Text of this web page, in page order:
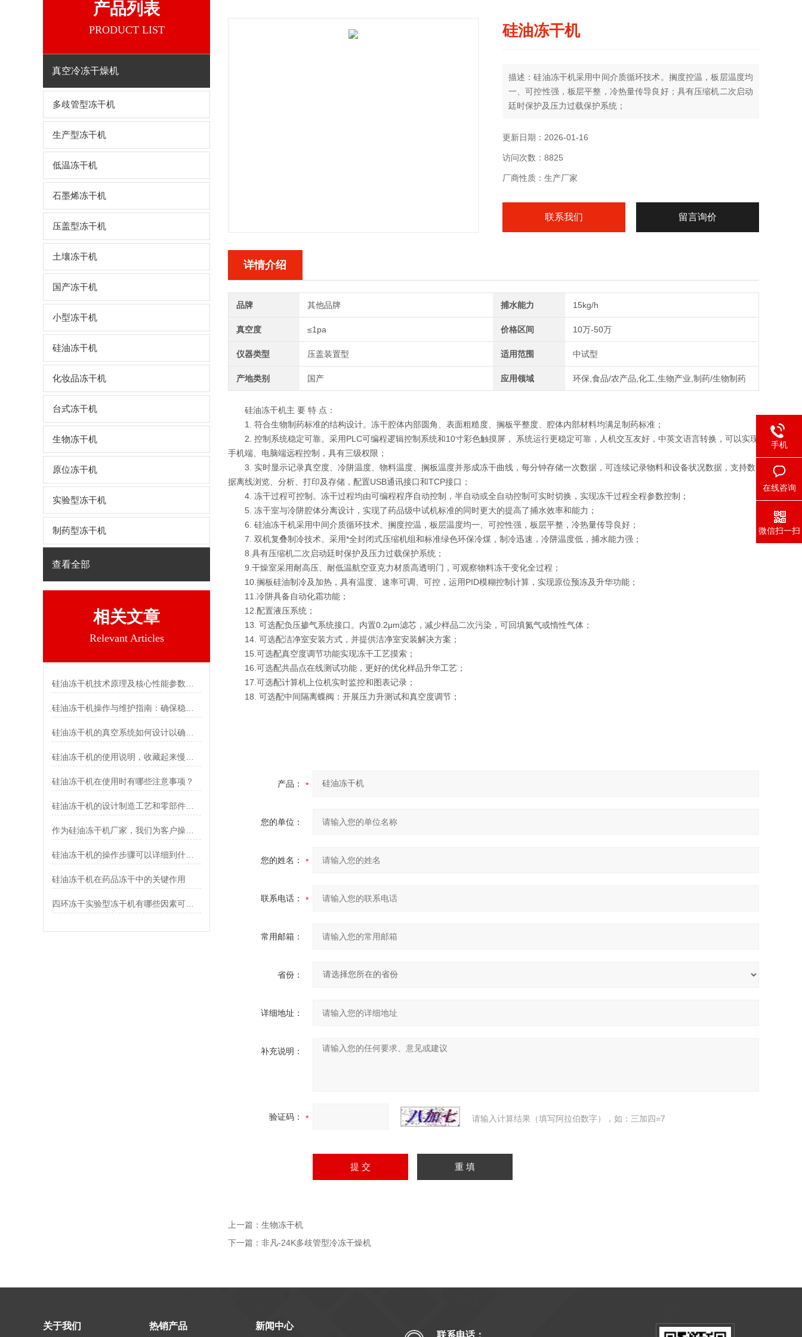
产品列表
PRODUCT LIST
真空冷冻干燥机
多歧管型冻干机
生产型冻干机
低温冻干机
石墨烯冻干机
压盖型冻干机
土壤冻干机
国产冻干机
小型冻干机
硅油冻干机
化妆品冻干机
台式冻干机
生物冻干机
原位冻干机
实验型冻干机
制药型冻干机
查看全部
相关文章
Relevant Articles
硅油冻干机在使用时有哪些注意事项？
硅油冻干机的设计制造工艺和零部件问题
作为硅油冻干机厂家，我们为客户操作过程中出现故障提供一些借鉴作用
硅油冻干机的操作步骤可以详细到什么地步呢
硅油冻干机在药品冻干中的关键作用
四环冻干实验型冻干机有哪些因素可以影响冻干机的冻干时间
硅油冻干机
描述：硅油冻干机采用中间介质循环技术。搁度控温，板层温度均
一、可控性强，板层平整，冷热量传导良好；具有压缩机二次启动
廷时保护及压力过载保护系统；
更新日期：2026-01-16
访问次数：8825
厂商性质：生产厂家
联系我们 留言询价
详情介绍
品牌 其他品牌 捕水能力 15kg/h
真空度 ≤1pa 价格区间 10万-50万
仪器类型 压盖装置型 适用范围 中试型
产地类别 国产 应用领域 环保,食品/农产品,化工,生物产业,制药/生物制药
硅油冻干机主 要 特 点：
1. 符合生物制药标准的结构设计。冻干腔体内部圆角、表面粗糙度、搁板平整度、腔体内部材料均满足制药标准；
2. 控制系统稳定可靠。采用PLC可编程逻辑控制系统和10寸彩色触摸屏， 系统运行更稳定可靠，人机交互友好，中英文语言转换，可以实现
手机端、电脑端远程控制，具有三级权限；
3. 实时显示记录真空度、冷阱温度、物料温度、搁板温度并形成冻干曲线，每分钟存储一次数据，可连续记录物料和设备状况数据，支持数
据离线浏览、分析、打印及存储，配置USB通讯接口和TCP接口；
4. 冻干过程可控制。冻干过程均由可编程程序自动控制，半自动或全自动控制可实时切换，实现冻干过程全程参数控制；
5. 冻干室与冷阱腔体分离设计，实现了药品级中试机标准的同时更大的提高了捕水效率和能力；
6. 硅油冻干机采用中间介质循环技术。搁度控温，板层温度均一、可控性强，板层平整，冷热量传导良好；
7. 双机复叠制冷技术。采用*全封闭式压缩机组和标准绿色环保冷煤，制冷迅速，冷阱温度低，捕水能力强；
8.具有压缩机二次启动廷时保护及压力过载保护系统；
9.干燥室采用耐高压、耐低温航空亚克力材质高透明门，可观察物料冻干变化全过程；
10.搁板硅油制冷及加热，具有温度、速率可调、可控，运用PID模糊控制计算，实现原位预冻及升华功能；
11.冷阱具备自动化霜功能；
12.配置液压系统；
13. 可选配负压掺气系统接口。内置0.2μm滤芯，减少样品二次污染，可回填氮气或惰性气体；
14. 可选配洁净室安装方式，并提供洁净室安装解决方案；
15.可选配真空度调节功能实现冻干工艺摸索；
16.可选配共晶点在线测试功能，更好的优化样品升华工艺；
17.可选配计算机上位机实时监控和图表记录；
18. 可选配中间隔离蝶阀：开展压力升测试和真空度调节；
产品：
您的单位：
您的姓名：
联系电话：
常用邮箱：
省份：
详细地址：
补充说明：
验证码： 请输入计算结果（填写阿拉伯数字），如：三加四=7
上一篇： 生物冻干机
下一篇： 非凡-24K多歧管型冷冻干燥机
关于我们 热销产品
新闻中心
联系电话：
手机
在线咨询
微信扫一扫